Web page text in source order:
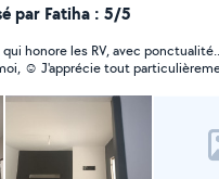
de filtres
que je suis capable de
contacter pour plus de
suis quelqu'un de gentil,
prêt à rendre service avec le
par Fatiha : 5/5
honore les RV, avec
☺️ J'apprécie tout
et de recherche, de sa prestation.